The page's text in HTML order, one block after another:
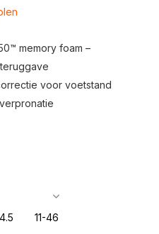
memory foam –
voor voetstand
11-46